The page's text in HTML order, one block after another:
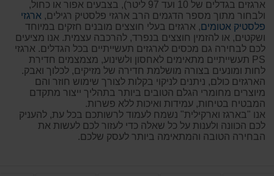
ארגזים בגדלים של 10 ועד 97 ליטר), בצבעים אפור או כחול,
ולבחור מתוך מספר הדגמים הרב ארגזי פלסטיק רגילים, ארגזי
פלסטיק אטומים, ארגזים בעלי חוצצים מובנים חזקים במיוחד
ושקטים, או להזמין חוצצים בנפרד, להרכבה עצמית. אנו מציעים
לכם לבחירה גם מכסים לארגזים תעשייתיים בכל הגדלים. ארגזי
PS תעשייתיים מתאימים לאחסון ולשינוע, מצמצמים חדירת
לחות ומונעים בצורה מושלמת חדירה של מזיקים, לכלוך ואבק.
הארגזים כולם, ניתנים לניקוי בקלות לצורך שימוש חוזר והם
מיוצרים מחומרי הגלם הטובים ביותר בתהליך ייצור מתקדם
המבטיח בטיחות, עמידות ואיכות ללא פשרות.
אנו "בארגז וארקילית" נשמח לעמוד לרשותכם בכל עת, להעניק
לכם הכוונה ולענות על כל שאלה כדי לעזור לכם לעשות את
הבחירה הטובה והמתאימה ביותר לעסק שלכם.